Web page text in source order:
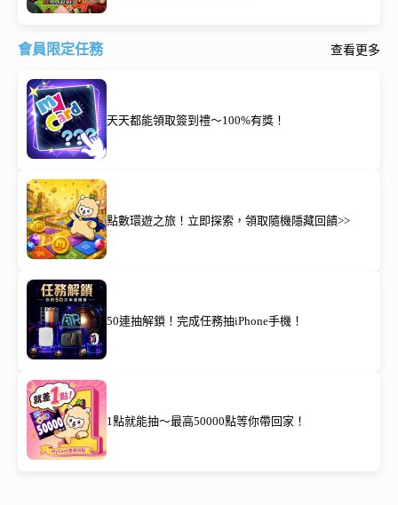
會員限定任務 查看更多
天天都能領取簽到禮～100%有獎！
點數環遊之旅！立即探索，領取隨機隱藏回饋>>
50連抽解鎖！完成任務抽iPhone手機！
1點就能抽～最高50000點等你帶回家！